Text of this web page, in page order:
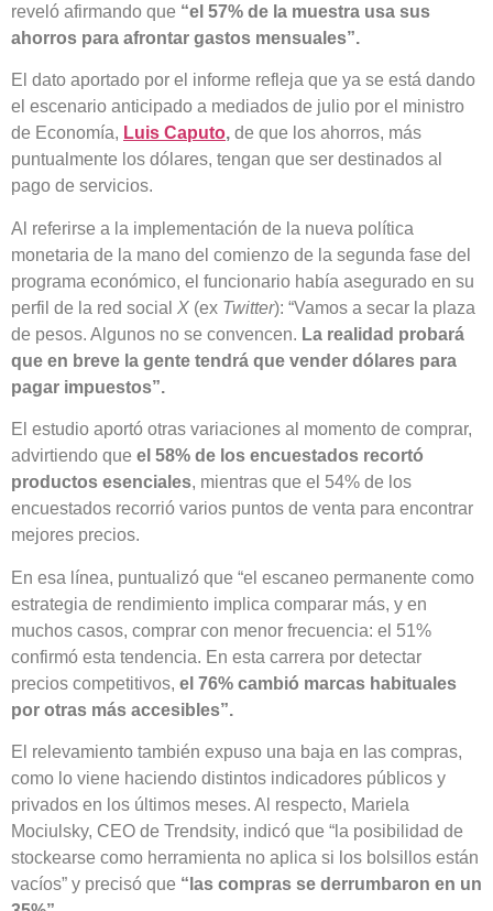
reveló afirmando que “el 57% de la muestra usa sus
ahorros para afrontar gastos mensuales”.
El dato aportado por el informe refleja que ya se está dando
el escenario anticipado a mediados de julio por el ministro
de Economía, Luis Caputo, de que los ahorros, más
puntualmente los dólares, tengan que ser destinados al
pago de servicios.
Al referirse a la implementación de la nueva política
monetaria de la mano del comienzo de la segunda fase del
programa económico, el funcionario había asegurado en su
perfil de la red social X (ex Twitter): “Vamos a secar la plaza
de pesos. Algunos no se convencen. La realidad probará
que en breve la gente tendrá que vender dólares para
pagar impuestos”.
El estudio aportó otras variaciones al momento de comprar,
advirtiendo que el 58% de los encuestados recortó
productos esenciales, mientras que el 54% de los
encuestados recorrió varios puntos de venta para encontrar
mejores precios.
En esa línea, puntualizó que “el escaneo permanente como
estrategia de rendimiento implica comparar más, y en
muchos casos, comprar con menor frecuencia: el 51%
confirmó esta tendencia. En esta carrera por detectar
precios competitivos, el 76% cambió marcas habituales
por otras más accesibles”.
El relevamiento también expuso una baja en las compras,
como lo viene haciendo distintos indicadores públicos y
privados en los últimos meses. Al respecto, Mariela
Mociulsky, CEO de Trendsity, indicó que “la posibilidad de
stockearse como herramienta no aplica si los bolsillos están
vacíos” y precisó que “las compras se derrumbaron en un